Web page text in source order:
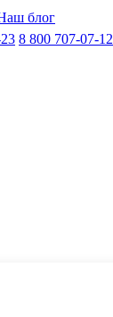
блог
8 800 707-07-12